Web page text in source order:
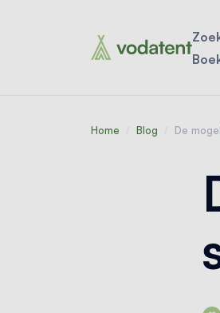
Home Blog De